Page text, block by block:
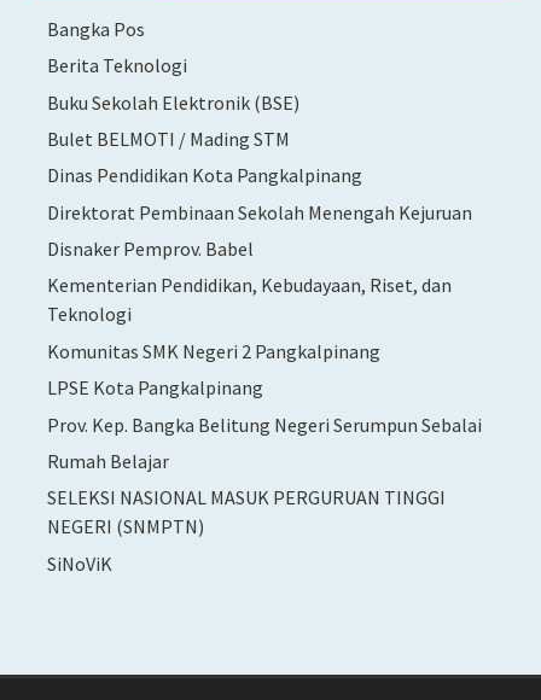
Bangka Pos
Berita Teknologi
Buku Sekolah Elektronik (BSE)
Bulet BELMOTI / Mading STM
Dinas Pendidikan Kota Pangkalpinang
Direktorat Pembinaan Sekolah Menengah Kejuruan
Disnaker Pemprov. Babel
Kementerian Pendidikan, Kebudayaan, Riset, dan
Teknologi
Komunitas SMK Negeri 2 Pangkalpinang
LPSE Kota Pangkalpinang
Prov. Kep. Bangka Belitung Negeri Serumpun Sebalai
Rumah Belajar
SELEKSI NASIONAL MASUK PERGURUAN TINGGI
NEGERI (SNMPTN)
SiNoViK